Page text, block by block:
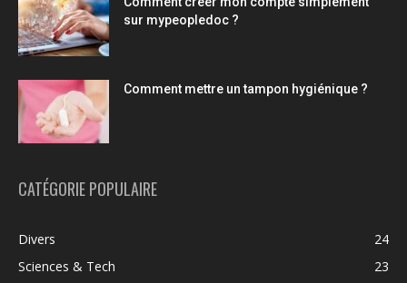
sur mypeopledoc ?
Comment mettre un tampon hygiénique ?
CATÉGORIE POPULAIRE
Divers
24
Sciences & Tech
23